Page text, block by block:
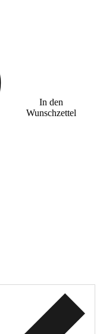
In den
Wunschzettel